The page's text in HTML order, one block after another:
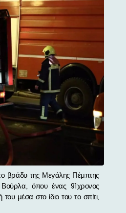
όπου ένας 91χρονος
μέσα στο ίδιο του το σπίτι,